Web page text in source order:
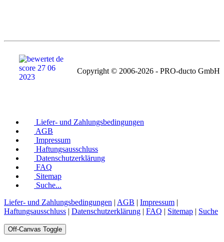
Copyright © 2006-2026 - PRO-ducto GmbH
Liefer- und Zahlungsbedingungen
AGB
Impressum
Haftungsausschluss
Datenschutzerklärung
FAQ
Sitemap
Suche...
Liefer- und Zahlungsbedingungen | AGB | Impressum |
Haftungsausschluss | Datenschutzerklärung | FAQ | Sitemap | Suche
Off-Canvas Toggle